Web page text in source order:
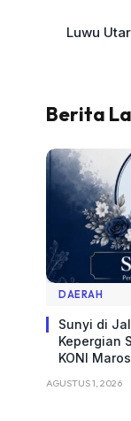
Luwu
Berita
DAERAH
Sunyi di
Kepergian
KONI Maros
AGUSTUS 1, 2026